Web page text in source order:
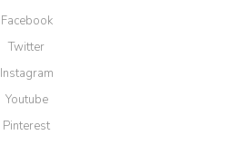
Facebook
Twitter
Instagram
Youtube
Pinterest